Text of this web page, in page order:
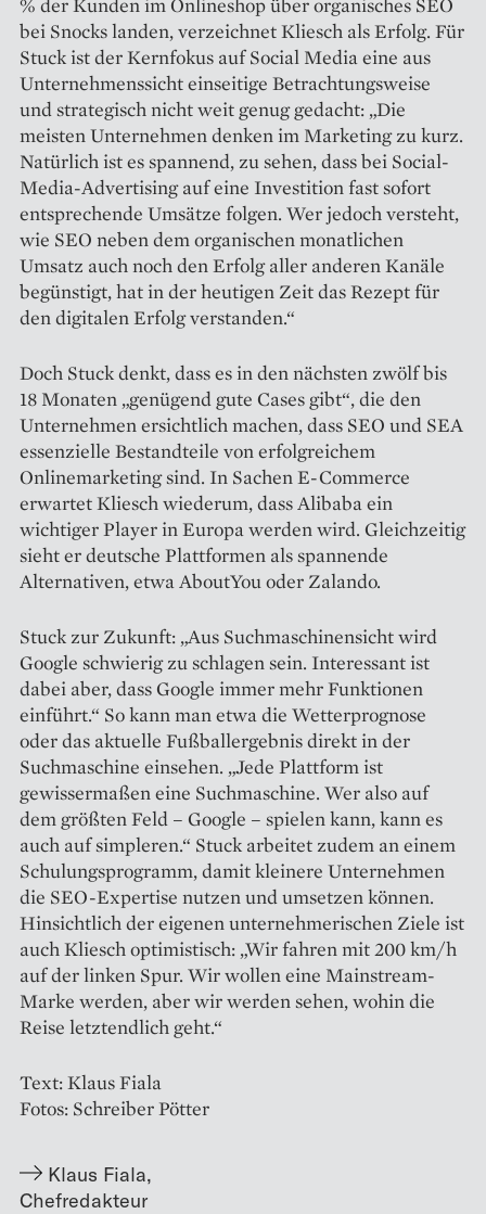
% der Kunden im Onlineshop über organisches SEO
bei Snocks landen, verzeichnet Kliesch als Erfolg. Für
Stuck ist der Kernfokus auf Social Media eine aus
Unternehmenssicht einseitige Betrachtungsweise
und strategisch nicht weit genug gedacht: „Die
meisten Unternehmen denken im Marketing zu kurz.
Natürlich ist es spannend, zu sehen, dass bei Social-
Media-Advertising auf eine Investition fast sofort
entsprechende Umsätze folgen. Wer jedoch versteht,
wie SEO neben dem organischen monatlichen
Umsatz auch noch den Erfolg aller anderen Kanäle
begünstigt, hat in der heutigen Zeit das Rezept für
den digitalen Erfolg verstanden.“
Doch Stuck denkt, dass es in den nächsten zwölf bis
18 Monaten „genügend gute Cases gibt“, die den
Unternehmen ersichtlich machen, dass SEO und SEA
essenzielle Bestandteile von erfolgreichem
Onlinemarketing sind. In Sachen E-Commerce
erwartet Kliesch wiederum, dass Alibaba ein
wichtiger Player in Europa werden wird. Gleichzeitig
sieht er deutsche Plattformen als spannende
Alternativen, etwa AboutYou oder Zalando.
Stuck zur Zukunft: „Aus Suchmaschinensicht wird
Google schwierig zu schlagen sein. Interessant ist
dabei aber, dass Google immer mehr Funktionen
einführt.“ So kann man etwa die Wetterprognose
oder das aktuelle Fußballergebnis direkt in der
Suchmaschine einsehen. „Jede Plattform ist
gewissermaßen eine Suchmaschine. Wer also auf
dem größten Feld – Google – spielen kann, kann es
auch auf simpleren.“ Stuck arbeitet zudem an einem
Schulungsprogramm, damit kleinere Unternehmen
die SEO-Expertise nutzen und umsetzen können.
Hinsichtlich der eigenen unternehmerischen Ziele ist
auch Kliesch optimistisch: „Wir fahren mit 200 km/h
auf der linken Spur. Wir wollen eine Mainstream-
Marke werden, aber wir werden sehen, wohin die
Reise letztendlich geht.“
Text: Klaus Fiala
Fotos: Schreiber Pötter
Klaus Fiala,
Chefredakteur